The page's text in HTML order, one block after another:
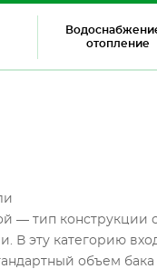
отопление
— тип конструкции
В эту категорию
объем